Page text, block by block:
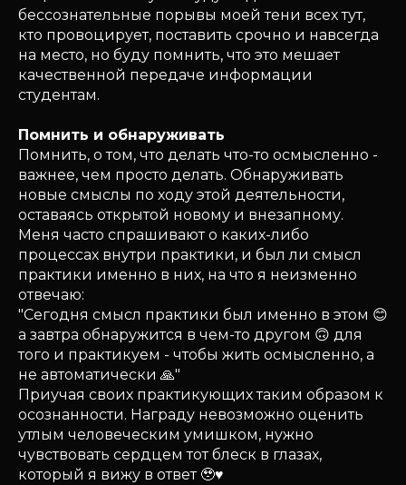
бессознательные порывы моей тени всех тут,
кто провоцирует, поставить срочно и навсегда
на место, но буду помнить, что это мешает
качественной передаче информации
студентам.
Помнить и обнаруживать
Помнить, о том, что делать что-то осмысленно -
важнее, чем просто делать. Обнаруживать
новые смыслы по ходу этой деятельности,
оставаясь открытой новому и внезапному.
Меня часто спрашивают о каких-либо
процессах внутри практики, и был ли смысл
практики именно в них, на что я неизменно
отвечаю:
"Сегодня смысл практики был именно в этом 😊
а завтра обнаружится в чем-то другом 🙃 для
того и практикуем - чтобы жить осмысленно, а
не автоматически 🙏"
Приучая своих практикующих таким образом к
осознанности. Награду невозможно оценить
утлым человеческим умишком, нужно
чувствовать сердцем тот блеск в глазах,
который я вижу в ответ 🥹♥️